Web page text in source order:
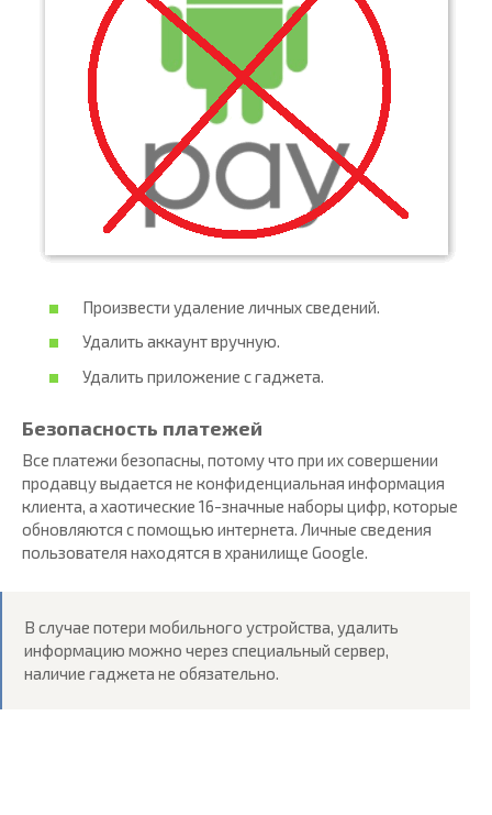
Произвести удаление личных сведений.
Удалить аккаунт вручную.
Удалить приложение с гаджета.
Безопасность платежей
Все платежи безопасны, потому что при их совершении
продавцу выдается не конфиденциальная информация
клиента, а хаотические 16-значные наборы цифр, которые
обновляются с помощью интернета. Личные сведения
пользователя находятся в хранилище Google.
В случае потери мобильного устройства, удалить
информацию можно через специальный сервер,
наличие гаджета не обязательно.